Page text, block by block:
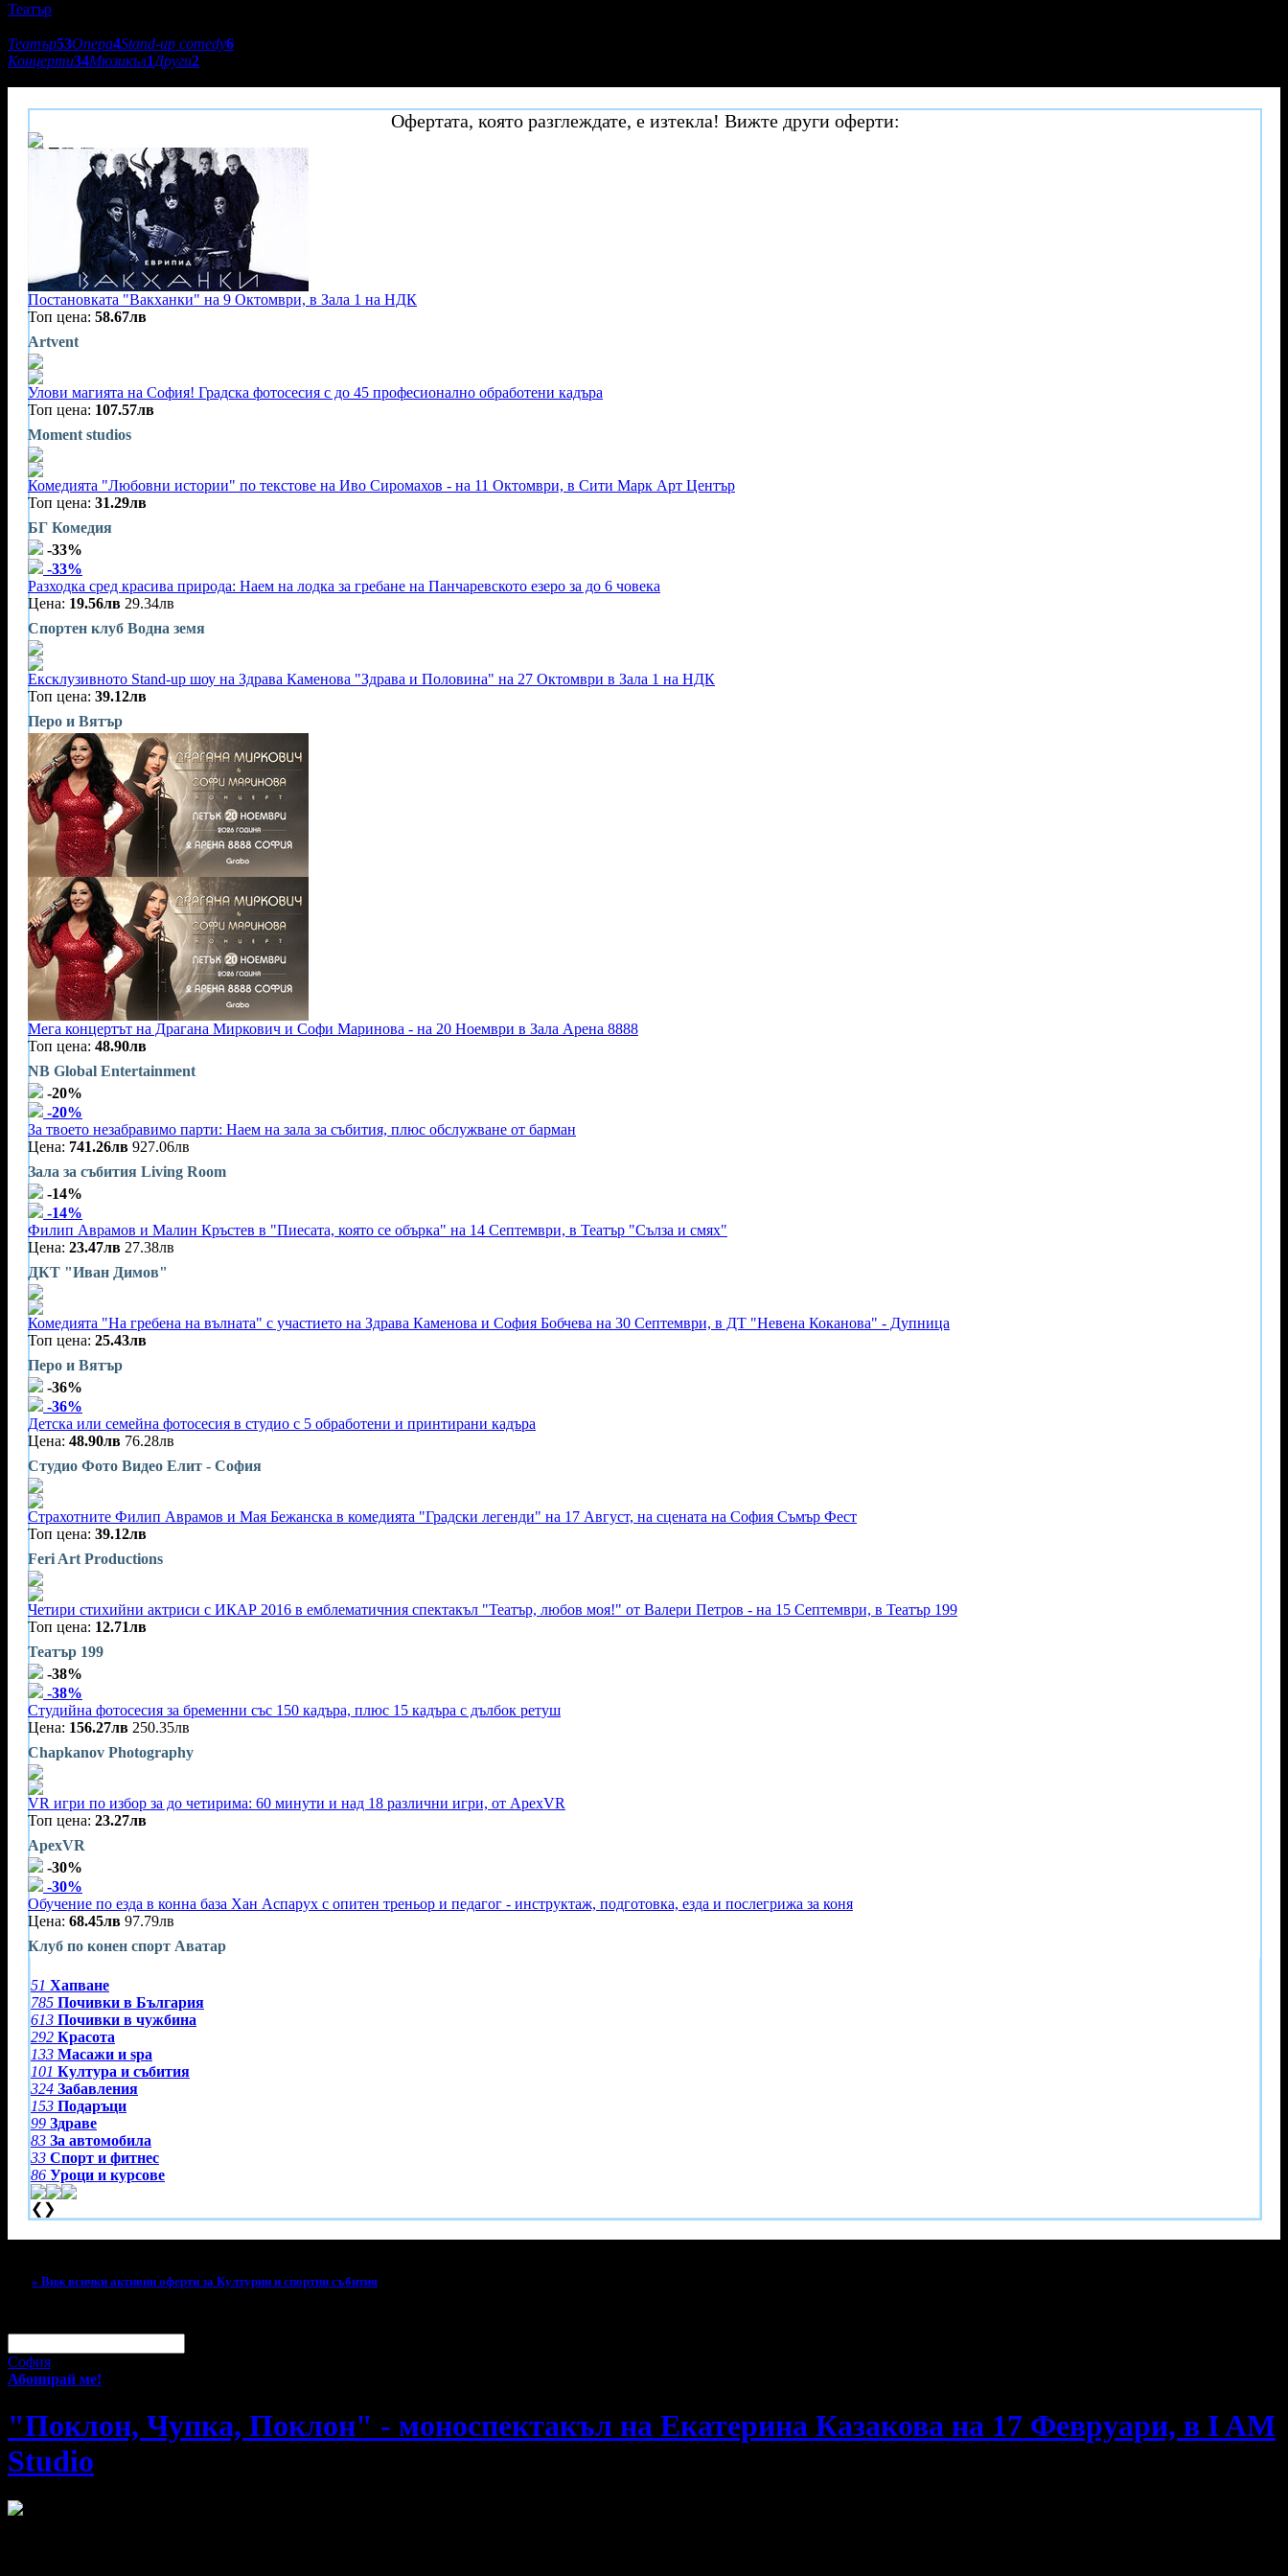
Театър
Театър53Опера4Stand-up comedy6
Концерти34Мюзикъл1Други2
Офертата, която разглеждате, е изтекла! Вижте други оферти:
Постановката "Вакханки" на 9 Октомври, в Зала 1 на НДК
Топ цена: 58.67лв
Artvent
Улови магията на София! Градска фотосесия с до 45 професионално обработени кадъра
Топ цена: 107.57лв
Moment studios
Комедията "Любовни истории" по текстове на Иво Сиромахов - на 11 Октомври, в Сити Марк Арт Център
Топ цена: 31.29лв
БГ Комедия
-33%
-33%
Разходка сред красива природа: Наем на лодка за гребане на Панчаревското езеро за до 6 човека
Цена: 19.56лв 29.34лв
Спортен клуб Водна земя
Ексклузивното Stand-up шоу на Здрава Каменова "Здрава и Половина" на 27 Октомври в Зала 1 на НДК
Топ цена: 39.12лв
Перо и Вятър
Мега концертът на Драгана Миркович и Софи Маринова - на 20 Ноември в Зала Арена 8888
Топ цена: 48.90лв
NB Global Entertainment
-20%
-20%
За твоето незабравимо парти: Наем на зала за събития, плюс обслужване от барман
Цена: 741.26лв 927.06лв
Зала за събития Living Room
-14%
-14%
Филип Аврамов и Малин Кръстев в "Пиесата, която се обърка" на 14 Септември, в Театър "Сълза и смях"
Цена: 23.47лв 27.38лв
ДКТ "Иван Димов"
Комедията "На гребена на вълната" с участието на Здрава Каменова и София Бобчева на 30 Септември, в ДТ "Невена Коканова" - Дупница
Топ цена: 25.43лв
Перо и Вятър
-36%
-36%
Детска или семейна фотосесия в студио с 5 обработени и принтирани кадъра
Цена: 48.90лв 76.28лв
Студио Фото Видео Елит - София
Страхотните Филип Аврамов и Мая Бежанска в комедията "Градски легенди" на 17 Август, на сцената на София Съмър Фест
Топ цена: 39.12лв
Feri Art Productions
Четири стихийни актриси с ИКАР 2016 в емблематичния спектакъл "Театър, любов моя!" от Валери Петров - на 15 Септември, в Театър 199
Топ цена: 12.71лв
Театър 199
-38%
-38%
Студийна фотосесия за бременни със 150 кадъра, плюс 15 кадъра с дълбок ретуш
Цена: 156.27лв 250.35лв
Chapkanov Photography
VR игри по избор за до четирима: 60 минути и над 18 различни игри, от ApexVR
Топ цена: 23.27лв
ApexVR
-30%
-30%
Обучение по езда в конна база Хан Аспарух с опитен треньор и педагог - инструктаж, подготовка, езда и послегрижа за коня
Цена: 68.45лв 97.79лв
Клуб по конен спорт Аватар
51 Хапване
785 Почивки в България
613 Почивки в чужбина
292 Красота
133 Масажи и spa
101 Култура и събития
324 Забавления
153 Подаръци
99 Здраве
83 За автомобила
33 Спорт и фитнес
86 Уроци и курсове
❮ ❯
» Виж всички активни оферти за Културни и спортни събития
София
Абонирай ме!
"Поклон, Чупка, Поклон" - моноспектакъл на Екатерина Казакова на 17 Февруари, в I AM
Studio